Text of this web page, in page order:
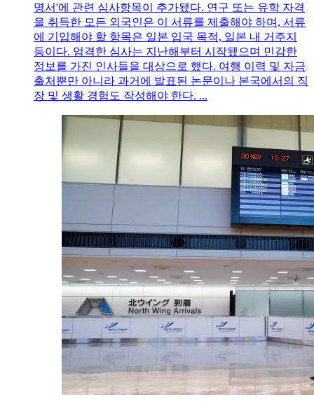
명서'에 관련 심사항목이 추가됐다. 연구 또는 유학 자격
을 취득한 모든 외국인은 이 서류를 제출해야 하며, 서류
에 기입해야 할 항목은 일본 입국 목적, 일본 내 거주지
등이다. 엄격한 심사는 지난해부터 시작됐으며 민감한
정보를 가진 인사들을 대상으로 했다. 여행 이력 및 자금
출처뿐만 아니라 과거에 발표된 논문이나 본국에서의 직
장 및 생활 경험도 작성해야 한다. ...